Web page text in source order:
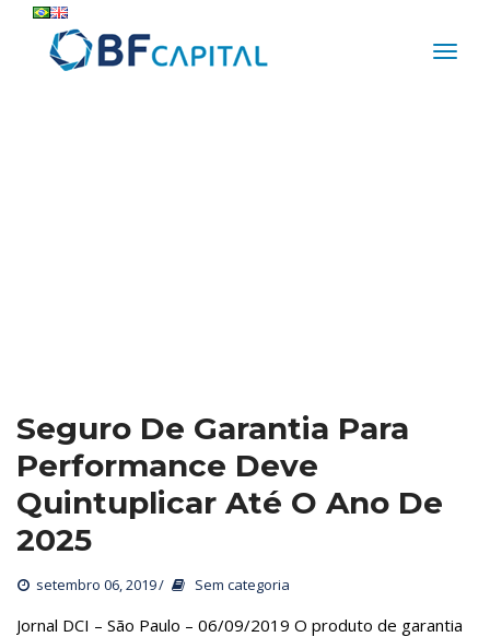
Seguro De Garantia Para
Performance Deve
Quintuplicar Até O Ano De
2025
etembro 06, 2019 Sem categoria
Jornal DCI – São Paulo – 06/09/2019 O produto de garantia